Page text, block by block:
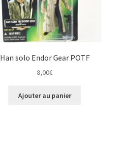
Han solo Endor Gear POTF
8,00€
Ajouter au panier